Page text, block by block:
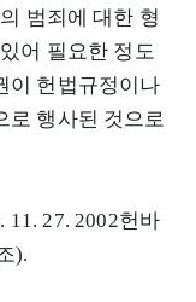
범죄에 대한 형
어 필요한 정도
이 헌법규정이나
로 행사된 것으로
11. 27. 2002헌바
).